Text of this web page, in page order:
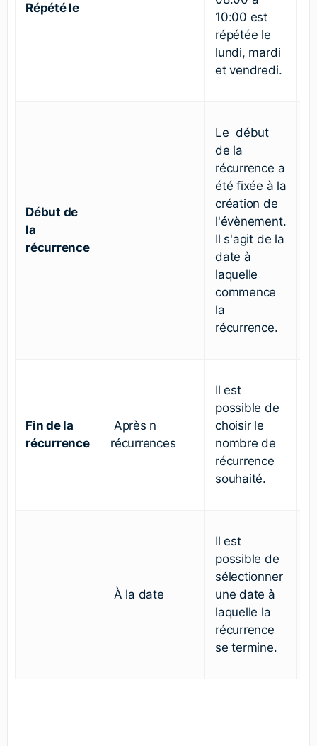
Répété le
10:00 est
répétée le
lundi, mardi
et vendredi.
Début de
la
récurrence
Le début
de la
récurrence a
été fixée à la
création de
l'évènement.
Il s'agit de la
date à
laquelle
commence
la
récurrence.
Fin de la
récurrence
Après n
récurrences
Il est
possible de
choisir le
nombre de
récurrence
souhaité.
À la date
Il est
possible de
sélectionner
une date à
laquelle la
récurrence
se termine.